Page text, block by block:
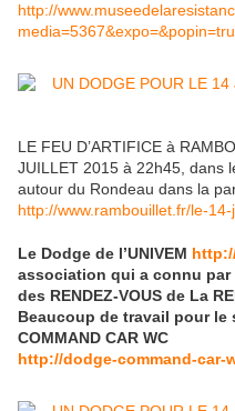
http://
LE FEU D’ARTIFICE à
JUILLET 2015 à 22h45, dans
autour du Rondeau dans la
http://www.rambouillet.fr/le-
Le Dodge de l’UNIVEM
association qui a connu
des RENDEZ-VOUS de La
Beaucoup de travail pour le
COMMAND CAR WC
http://dodge-command-car-